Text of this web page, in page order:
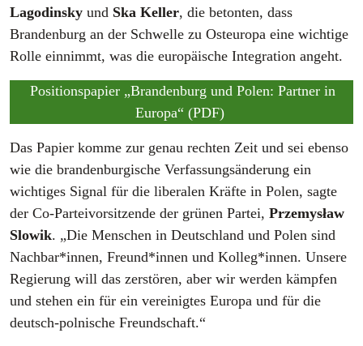
Lagodinsky und Ska Keller, die betonten, dass
Brandenburg an der Schwelle zu Osteuropa eine wichtige
Rolle einnimmt, was die europäische Integration angeht.
Positionspapier „Brandenburg und Polen: Partner in
Europa“ (PDF)
Das Papier komme zur genau rechten Zeit und sei ebenso
wie die brandenburgische Verfassungsänderung ein
wichtiges Signal für die liberalen Kräfte in Polen, sagte
der Co-Parteivorsitzende der grünen Partei, Przemysław
Slowik. „Die Menschen in Deutschland und Polen sind
Nachbar*innen, Freund*innen und Kolleg*innen. Unsere
Regierung will das zerstören, aber wir werden kämpfen
und stehen ein für ein vereinigtes Europa und für die
deutsch-polnische Freundschaft.“